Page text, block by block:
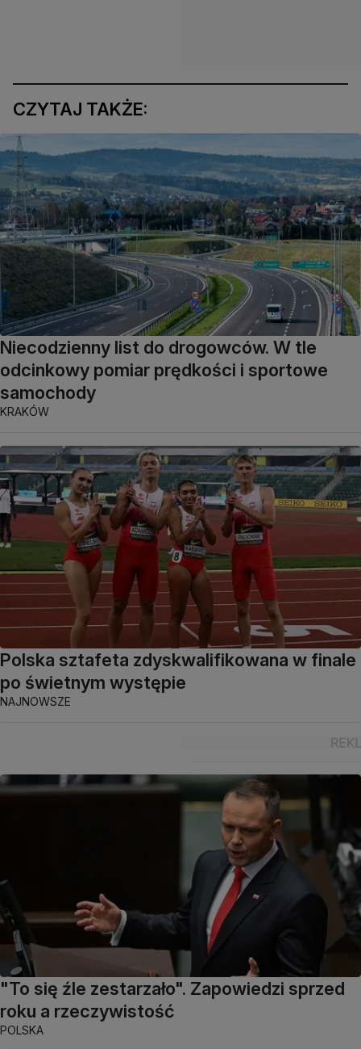
CZYTAJ TAKŻE:
Niecodzienny list do drogowców. W tle
odcinkowy pomiar prędkości i sportowe
samochody
KRAKÓW
Polska sztafeta zdyskwalifikowana w finale
po świetnym występie
NAJNOWSZE
"To się źle zestarzało". Zapowiedzi sprzed
roku a rzeczywistość
POLSKA